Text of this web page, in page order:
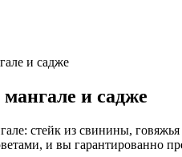
и садже
и садже
стейк из свинины,
и вы гарантированно